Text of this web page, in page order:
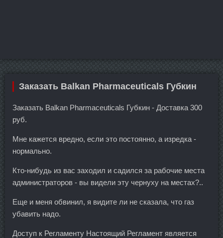
Заказать Balkan Pharmaceuticals Губкин
Заказать Balkan Pharmaceuticals Губкин - Доставка 300
руб.
Мне кажется вредно, если это постоянно, а изредка -
нормально.
Кто-нибудь из вас заходил и садился за рабочие места
администраторов - вы видели эту чернуху на местах?..
Еще и меня обвинил, я видите ли не сказала, что газ
убавить надо.
Доступ к Регламенту Настоящий Регламент является